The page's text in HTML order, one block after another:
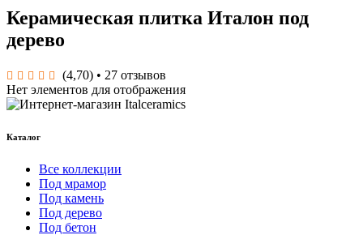
Керамическая плитка Италон под
дерево
(4,70) • 27 отзывов
Нет элементов для отображения
Каталог
Все коллекции
Под мрамор
Под камень
Под дерево
Под бетон